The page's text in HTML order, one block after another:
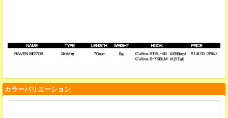
カラーバリエーション